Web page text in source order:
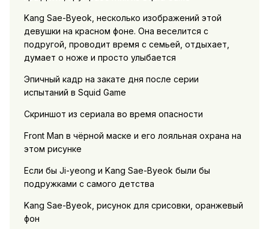
Kang Sae-Byeok, несколько изображений этой
девушки на красном фоне. Она веселится с
подругой, проводит время с семьей, отдыхает,
думает о ноже и просто улыбается
Эпичный кадр на закате дня после серии
испытаний в Squid Game
Скриншот из сериала во время опасности
Front Man в чёрной маске и его лояльная охрана на
этом рисунке
Если бы Ji-yeong и Kang Sae-Byeok были бы
подружками с самого детства
Kang Sae-Byeok, рисунок для срисовки, оранжевый
фон